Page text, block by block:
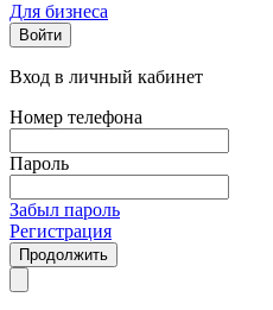
Для бизнеса
Войти
Вход в личный кабинет
Номер телефона
Пароль
Забыл пароль
Регистрация
Продолжить